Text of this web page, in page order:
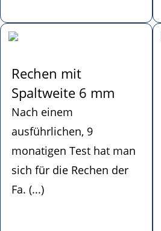
Rechen mit
Spaltweite 6 mm
Nach einem
ausführlichen, 9
monatigen Test hat man
sich für die Rechen der
Fa. (...)